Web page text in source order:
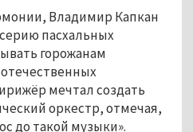
Владимир Капкан
пасхальных
горожанам
мечтал создать
оркестр, отмечая,
до такой музыки».